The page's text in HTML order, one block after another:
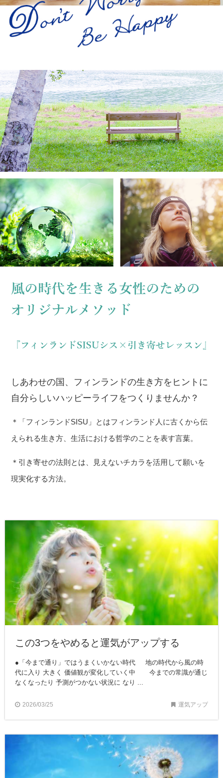
しあわせの国、フィンランドの生き方をヒントに
自分らしいハッピーライフをつくりませんか？
＊「フィンランドSISU」とはフィンランド人に古くから伝
えられる生き方、生活における哲学のことを表す言葉。
＊引き寄せの法則とは、見えないチカラを活用して願いを
現実化する方法。
この3つをやめると運気がアップする
●「今まで通り」ではうまくいかない時代 地の時代から風の時
代に入り 大きく 価値観が変化していく中 今までの常識が通じ
なくなったり 予測がつかない状況に なり ...
2026/03/25 運気アップ